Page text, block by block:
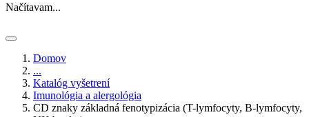
Načítavam...
Domov
...
Katalóg vyšetrení
Imunológia a alergológia
CD znaky základná fenotypizácia (T-lymfocyty, B-lymfocyty,